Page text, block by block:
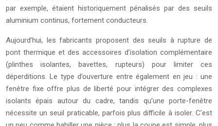
par exemple, étaient historiquement pénalisés par des seuils
aluminium continus, fortement conducteurs.
Aujourd’hui, les fabricants proposent des seuils à rupture de
pont thermique et des accessoires d’isolation complémentaire
(plinthes isolantes, bavettes, rupteurs) pour limiter ces
déperditions. Le type d’ouverture entre également en jeu : une
fenêtre fixe offre plus de liberté pour intégrer des complexes
isolants épais autour du cadre, tandis qu’une porte-fenêtre
nécessite un seuil praticable, parfois plus difficile à isoler. C’est